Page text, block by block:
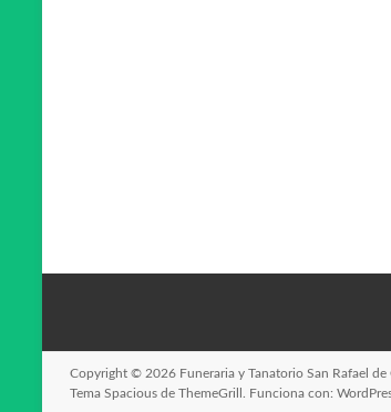
Copyright © 2026 Funeraria y Tanatorio San Rafael
Tema Spacious de ThemeGrill. Funciona con: